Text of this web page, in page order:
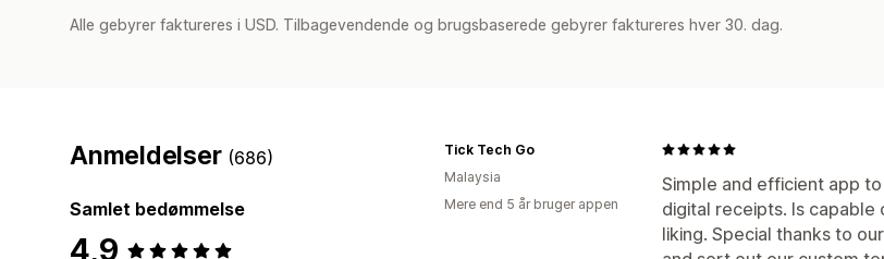
Alle gebyrer faktureres i USD. Tilbagevendende og brugsbaserede gebyrer faktureres hver 30. dag.
Anmeldelser (686)
Samlet bedømmelse
4,9
Simple and efficient app
digital receipts. Is
liking. Special thanks to
Tick Tech Go
Malaysia
Mere end 5 år bruger appen